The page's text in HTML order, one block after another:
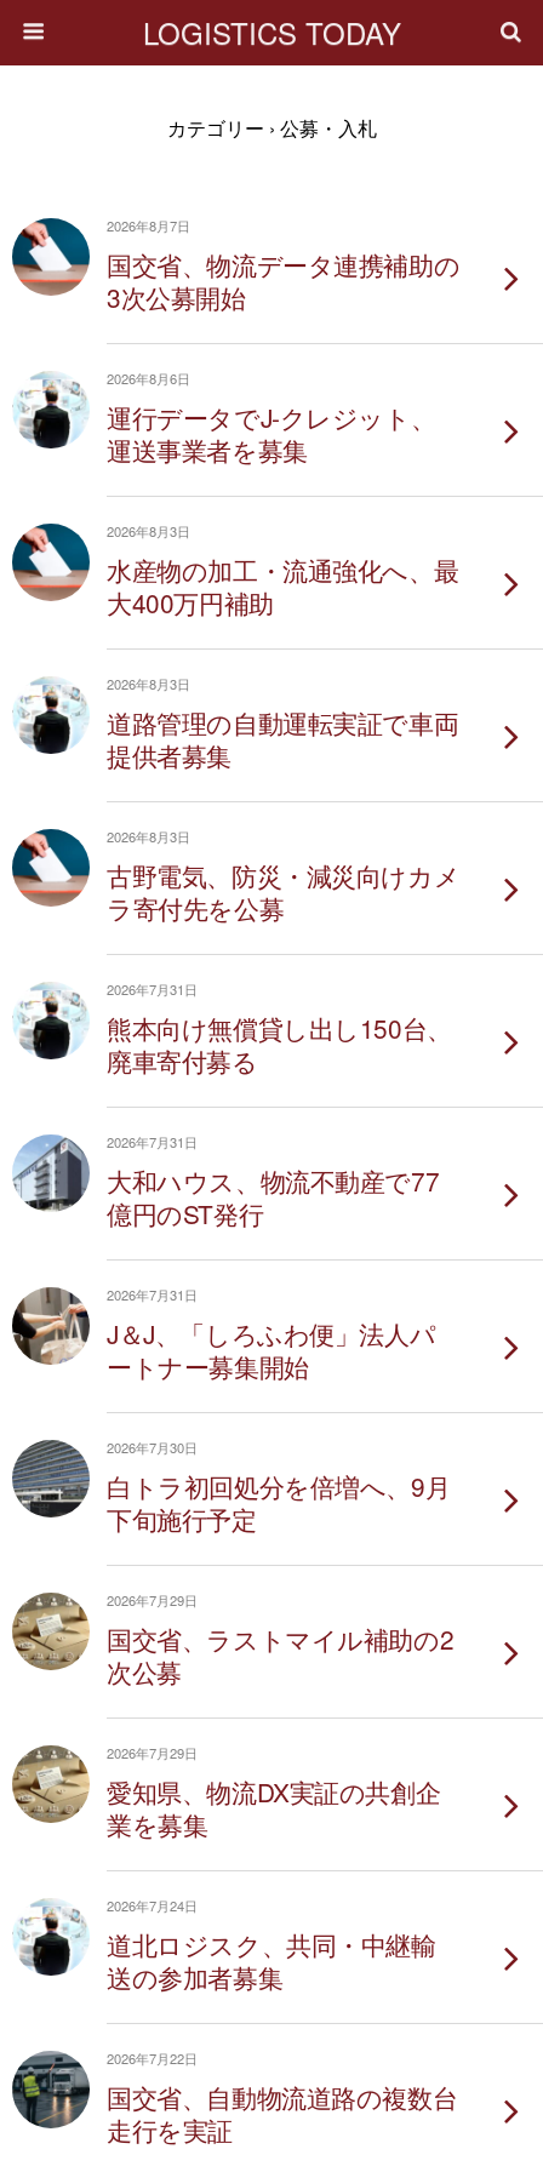
LOGISTICS TODAY
カテゴリー › 公募・入札
2026年8月7日
国交省、物流データ連携補助の
3次公募開始
2026年8月6日
運行データでJ-クレジット、
運送事業者を募集
2026年8月3日
水産物の加工・流通強化へ、最
大400万円補助
2026年8月3日
道路管理の自動運転実証で車両
提供者募集
2026年8月3日
古野電気、防災・減災向けカメ
ラ寄付先を公募
2026年7月31日
熊本向け無償貸し出し150台、
廃車寄付募る
2026年7月31日
大和ハウス、物流不動産で77
億円のST発行
2026年7月31日
J＆J、「しろふわ便」法人パ
ートナー募集開始
2026年7月30日
白トラ初回処分を倍増へ、9月
下旬施行予定
2026年7月29日
国交省、ラストマイル補助の2
次公募
2026年7月29日
愛知県、物流DX実証の共創企
業を募集
2026年7月24日
道北ロジスク、共同・中継輸
送の参加者募集
2026年7月22日
国交省、自動物流道路の複数台
走行を実証